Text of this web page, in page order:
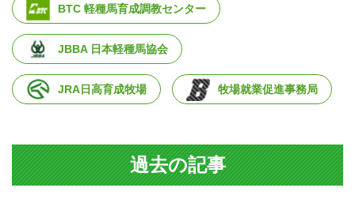
BTC 軽種馬育成調教センター
JBBA 日本軽種馬協会
JRA日高育成牧場 牧場就業促進事務局
過去の記事